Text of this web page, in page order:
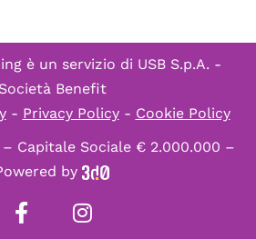
è un servizio di USB S.p.A. -
Società Benefit
- Privacy Policy- Cookie Policy
– Capitale Sociale € 2.000.000 –
by